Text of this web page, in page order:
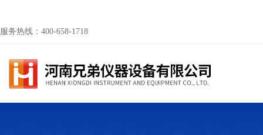
服务热线：400-658-1718